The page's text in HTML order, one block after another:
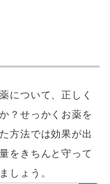
について、正しく
？せっかくお薬を
方法では効果が出
をきちんと守って
しょう。